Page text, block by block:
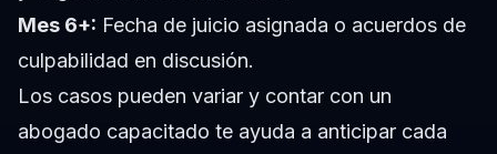
Mes 6+: Fecha de juicio asignada o acuerdos de
culpabilidad en discusión.
Los casos pueden variar y contar con un
abogado capacitado te ayuda a anticipar cada